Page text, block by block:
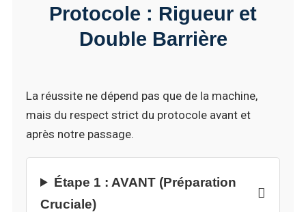
Protocole : Rigueur et
Double Barrière
La réussite ne dépend pas que de la machine,
mais du respect strict du protocole avant et
après notre passage.
Étape 1 : AVANT (Préparation
Cruciale)